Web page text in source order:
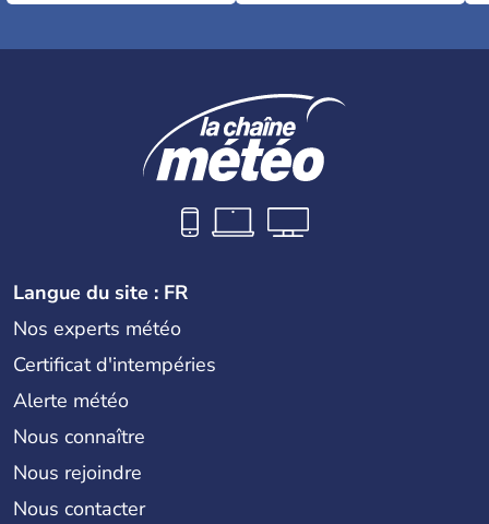
Langue du site : FR
Nos experts météo
Certificat d'intempéries
Alerte météo
Nous connaître
Nous rejoindre
Nous contacter